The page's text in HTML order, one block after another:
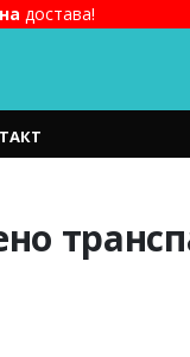
достава!